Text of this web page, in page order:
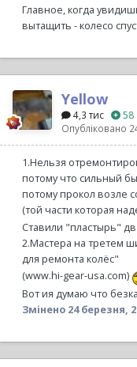
Главное, когда
вытащить - колесо
Yellow
4,3 тис
58
Опубліковано
1.Нельзя
потому что сильный
потому прокол возле
(той части которая
Ставили "пластырь"
2.Мастера на третем
для ремонта колёс"
(www.hi-gear-usa.com)
Вот ия думаю что
Змінено 24 березня,